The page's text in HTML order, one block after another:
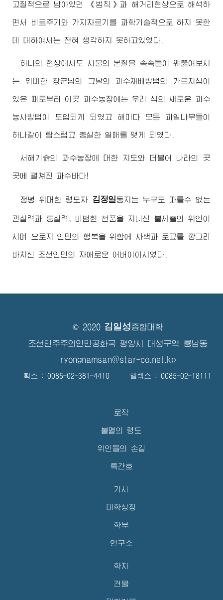
고질적으로 남아있던 《법칙》과 해거리현상으로 해석하
면서 비료주기와 가지자르기를 과학기술적으로 하지 못한
데 대하여서는 전혀 생각하지 못하고있었다.
하나의 현상에서도 사물의 본질을 속속들이 꿰뚫어보시
는 위대한 장군님의 그날의 과수재배방법의 가르치심이
있은 때로부터 이곳 과수농장에는 우리 식의 새로운 과수
농사방법이 도입되게 되였고 해마다 모든 과일나무들이
하나같이 탐스럽고 충실한 열매를 맺게 되였다.
서해기슭의 과수농장에 대한 지도와 더불어 나라의 곳
곳에 펼쳐진 과수바다!
정녕위대한 령도자 김정일동지 는 누구도 따를수 없는
관찰력과 통찰력, 비범한 천품을 지니신 불세출의 위인이
시며 오로지 인민의 행복을 위함에 사색과 로고를 깡그리
바치신 조선인민의 자애로운 어버이 이시였다.
© 2020 김일성종합대학
조선민주주의인민공화국 평양시 대성구역 룡남동
ryongnamsan@star-co.net.kp
확스 : 0085-02-381-4410 텔렉스 : 0085-02-18111
로작
불멸의 령도
위인들의 손길
특간호
기사
대학상징
학부
연구소
학자
건물